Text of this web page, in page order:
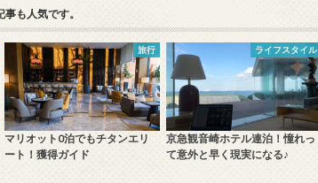
事も人気です。
旅行
マリオット0泊でもチタンエリ
ート！獲得ガイド
ライフスタイル
京急観音崎ホテル連泊！憧れっ
て意外と早く現実になる♪